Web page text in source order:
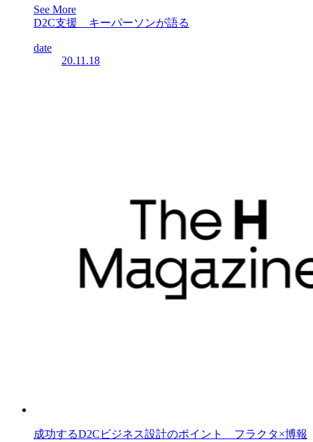
See More
D2C支援 キーパーソンが語る
date
20.11.18
成功するD2Cビジネス設計のポイント フラクタ×博報